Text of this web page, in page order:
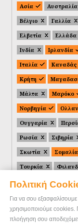
Πολιτική
Για να σου
χρησιμοποιούμε
πλοήγηση σου
Ασία
Αυστραλία
Βέλγιο
Γαλλία
Ελβετία
Ελλάδα
Ινδία
Ιρλανδία
Ιταλία
Καναδάς
Κρήτη
Μάλτα
Μαρόκο
Νορβηγία
Ουγγαρία
Ρωσία
Σιβηρία
Σκωτία
Σομαλία
Τουρκία